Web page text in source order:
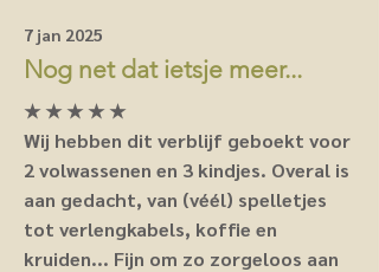
7 jan 2025
Nog net dat ietsje meer...
★ ★ ★ ★ ★
Wij hebben dit verblijf geboekt voor
2 volwassenen en 3 kindjes. Overal is
aan gedacht, van (véél) spelletjes
tot verlengkabels, koffie en
kruiden... Fijn om zo zorgeloos aan